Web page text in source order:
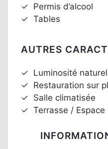
✓ Permis d’alcool
✓ Tables
AUTRES
✓ Luminosité
✓ Restauration sur
✓ Salle climatisée
✓ Terrasse /